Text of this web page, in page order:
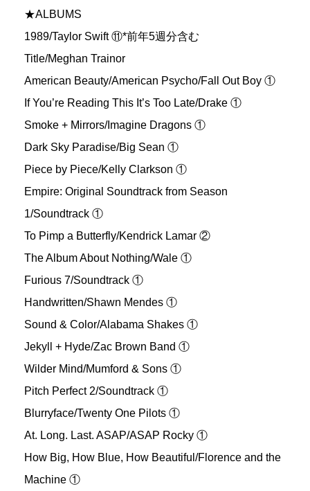
★ALBUMS
1989/Taylor Swift ⑪*前年5週分含む
Title/Meghan Trainor
American Beauty/American Psycho/Fall Out Boy ①
If You’re Reading This It’s Too Late/Drake ①
Smoke + Mirrors/Imagine Dragons ①
Dark Sky Paradise/Big Sean ①
Piece by Piece/Kelly Clarkson ①
Empire: Original Soundtrack from Season
1/Soundtrack ①
To Pimp a Butterfly/Kendrick Lamar ②
The Album About Nothing/Wale ①
Furious 7/Soundtrack ①
Handwritten/Shawn Mendes ①
Sound & Color/Alabama Shakes ①
Jekyll + Hyde/Zac Brown Band ①
Wilder Mind/Mumford & Sons ①
Pitch Perfect 2/Soundtrack ①
Blurryface/Twenty One Pilots ①
At. Long. Last. ASAP/ASAP Rocky ①
How Big, How Blue, How Beautiful/Florence and the
Machine ①